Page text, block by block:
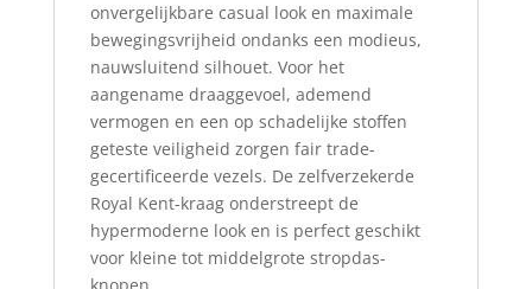
onvergelijkbare casual look en maximale
bewegingsvrijheid ondanks een modieus,
nauwsluitend silhouet. Voor het
aangename draaggevoel, ademend
vermogen en een op schadelijke stoffen
geteste veiligheid zorgen fair trade-
gecertificeerde vezels. De zelfverzekerde
Royal Kent-kraag onderstreept de
hypermoderne look en is perfect geschikt
voor kleine tot middelgrote stropdas-